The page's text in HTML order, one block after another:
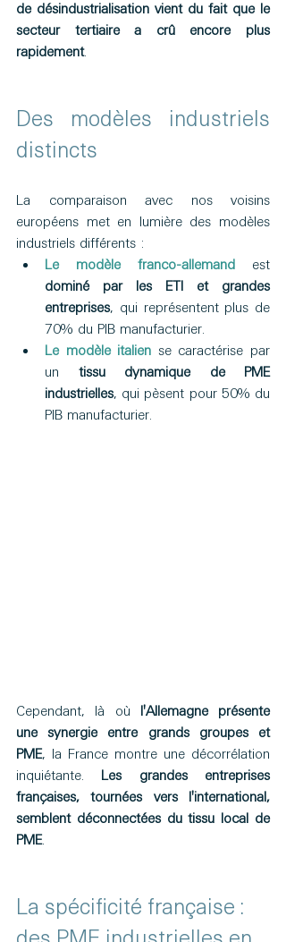
de désindustrialisation vient du fait que le
secteur tertiaire a crû encore plus
rapidement.
Des modèles industriels
distincts
La comparaison avec nos voisins
européens met en lumière des modèles
industriels différents :
Le modèle franco-allemand
dominé par les ETI et grandes
entreprises, qui représentent plus de
70% du PIB manufacturier.
Le modèle italien se caractérise par
un tissu dynamique de PME
industrielles, qui pèsent pour 50% du
PIB manufacturier.
Cependant, là où l'Allemagne présente
une synergie entre grands groupes et
PME, la France montre une décorrélation
inquiétante. Les grandes entreprises
françaises, tournées vers l'international,
semblent déconnectées du tissu local de
PME.
La spécificité française :